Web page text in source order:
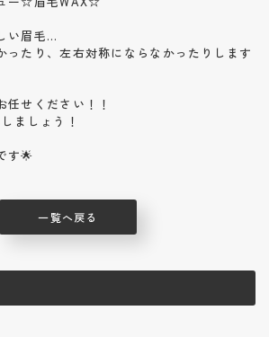
い眉毛…
ったり、左右対称にならなかったりします
任せください！！
ましょう！
す🌟
一覧へ戻る